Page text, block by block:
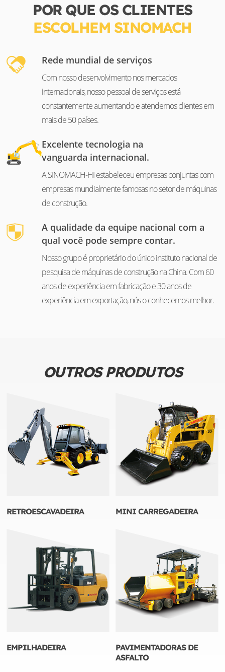
POR QUE OS CLIENTES
ESCOLHEM SINOMACH
Rede mundial de serviços
Com nosso desenvolvimento nos mercados
internacionais, nosso pessoal de serviços está
constantemente aumentando e atendemos clientes em
mais de 50 países.
Excelente tecnologia na
vanguarda internacional.
A SINOMACH-HI estabeleceu empresas conjuntas com
empresas mundialmente famosas no setor de máquinas
de construção.
A qualidade da equipe nacional com a
qual você pode sempre contar.
Nosso grupo é proprietário do único instituto nacional de
pesquisa de máquinas de construção na China. Com 60
anos de experiência em fabricação e 30 anos de
experiência em exportação, nós o conhecemos melhor.
OUTROS PRODUTOS
RETROESCAVADEIRA MINI CARREGADEIRA
EMPILHADEIRA
PAVIMENTADORAS DE
ASFALTO